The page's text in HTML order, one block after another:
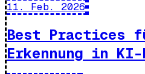
11. Feb. 2026
Best Practices
Erkennung in